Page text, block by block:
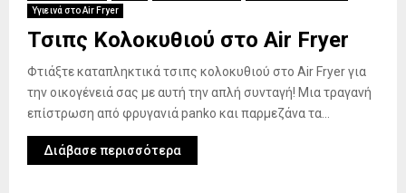
Υγιεινά στο Air Fryer
Τσιπς Κολοκυθιού στο Air Fryer
Φτιάξτε καταπληκτικά τσιπς κολοκυθιού στο Air Fryer για
την οικογένειά σας με αυτή την απλή συνταγή! Μια τραγανή
επίστρωση από φρυγανιά panko και παρμεζάνα τα...
Διάβασε περισσότερα